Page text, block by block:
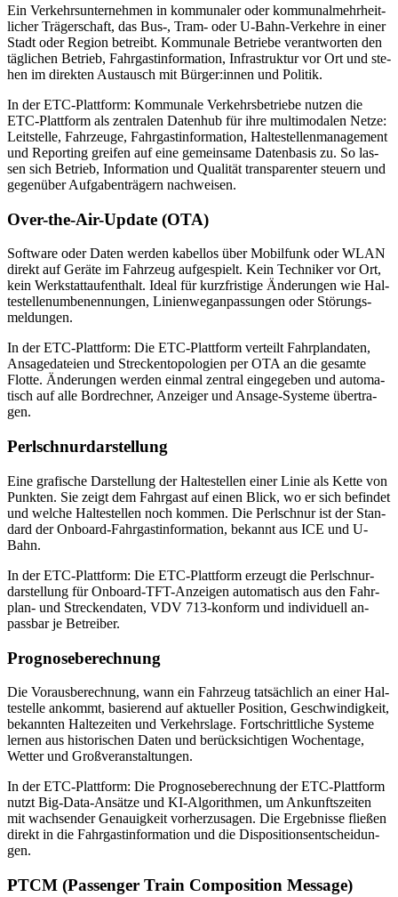
Ein Ver­kehrs­un­ter­neh­men in kom­mu­na­ler oder kom­mu­nal­mehr­heit­
li­cher Trä­ger­schaft, das Bus-, Tram- oder U‑­Bahn‑­Ver­keh­re in ei­ner
Stadt oder Re­gi­on be­treibt. Kom­mu­na­le Be­trie­be ver­ant­wor­ten den
täg­li­chen Be­trieb, Fahr­gast­in­for­ma­ti­on, In­fra­struk­tur vor Ort und ste­
hen im di­rek­ten Aus­tausch mit Bür­ger:in­nen und Po­li­tik.
In der ETC-Platt­form: Kom­mu­na­le Ver­kehrs­be­trie­be nut­zen die
ETC-Platt­form als zen­tra­len Da­ten­hub für ihre mul­ti­mo­da­len Net­ze:
Leit­stel­le, Fahr­zeu­ge, Fahr­gast­in­for­ma­ti­on, Hal­te­stel­len­ma­nage­ment
und Re­port­ing grei­fen auf eine ge­mein­sa­me Da­ten­ba­sis zu. So las­
sen sich Be­trieb, In­for­ma­ti­on und Qua­li­tät trans­pa­ren­ter steu­ern und
ge­gen­über Auf­ga­ben­trä­gern nach­wei­sen.
Over-the-Air-Up­date (OTA)
Soft­ware oder Da­ten wer­den ka­bel­los über Mo­bil­funk oder WLAN
di­rekt auf Ge­rä­te im Fahr­zeug auf­ge­spielt. Kein Tech­ni­ker vor Ort,
kein Werk­statt­auf­ent­halt. Ide­al für kurz­fris­ti­ge Än­de­run­gen wie Hal­
te­stel­len­um­be­nen­nun­gen, Li­ni­en­weg­an­pas­sun­gen oder Stö­rungs­
mel­dun­gen.
In der ETC-Platt­form: Die ETC-Platt­form ver­teilt Fahr­p­lan­da­ten,
An­sa­ge­da­tei­en und Stre­cken­to­po­lo­gien per OTA an die ge­sam­te
Flot­te. Än­de­run­gen wer­den ein­mal zen­tral ein­ge­ge­ben und au­to­ma­
tisch auf alle Bord­rech­ner, An­zei­ger und An­sa­ge-Sys­te­me über­tra­
gen.
Perl­schnur­dar­stel­lung
Eine gra­fi­sche Dar­stel­lung der Hal­te­stel­len ei­ner Li­nie als Ket­te von
Punk­ten. Sie zeigt dem Fahr­gast auf ei­nen Blick, wo er sich be­fin­det
und wel­che Hal­te­stel­len noch kom­men. Die Perl­schnur ist der Stan­
dard der On­board-Fahr­gast­in­for­ma­ti­on, be­kannt aus ICE und U-
Bahn.
In der ETC-Platt­form: Die ETC-Platt­form er­zeugt die Perl­schnur­
dar­stel­lung für On­board-TFT-An­zei­gen au­to­ma­tisch aus den Fahr­
plan- und Stre­cken­da­ten, VDV 713-kon­form und in­di­vi­du­ell an­
pass­bar je Be­trei­ber.
Pro­gno­se­be­rech­nung
Die Vor­aus­be­rech­nung, wann ein Fahr­zeug tat­säch­lich an ei­ner Hal­
te­stel­le an­kommt, ba­sie­rend auf ak­tu­el­ler Po­si­ti­on, Ge­schwin­dig­keit,
be­kann­ten Hal­te­zei­ten und Ver­kehrs­la­ge. Fort­schritt­li­che Sys­te­me
ler­nen aus his­to­ri­schen Da­ten und be­rück­sich­ti­gen Wo­chen­ta­ge,
Wet­ter und Groß­ver­an­stal­tun­gen.
In der ETC-Platt­form: Die Pro­gno­se­be­rech­nung der ETC-Platt­form
nutzt Big-Data-An­sät­ze und KI-Al­go­rith­men, um An­kunfts­zei­ten
mit wach­sen­der Ge­nau­ig­keit vor­her­zu­sa­gen. Die Er­geb­nis­se flie­ßen
di­rekt in die Fahr­gast­in­for­ma­ti­on und die Dis­po­si­ti­ons­ent­schei­dun­
gen.
PTCM (Pas­sen­ger Train Com­po­si­ti­on Mes­sa­ge)